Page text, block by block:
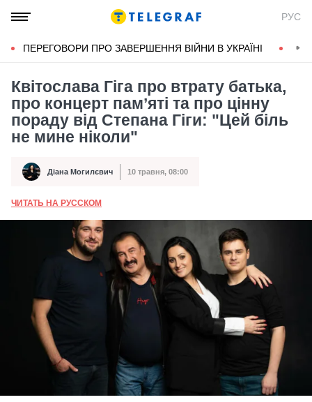
РУС
ПЕРЕГОВОРИ ПРО ЗАВЕРШЕННЯ ВІЙНИ В УКРАЇНІ
Квітослава Гіга про втрату батька,
про концерт памʼяті та про цінну
пораду від Степана Гіги: "Цей біль
не мине ніколи"
Автор Діана Могилєвич
Дата публікації 10 травня, 08:00
ЧИТАТЬ НА РУССКОМ